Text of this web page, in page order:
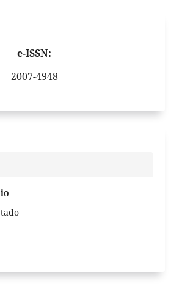
e-ISSN:
2007-4948